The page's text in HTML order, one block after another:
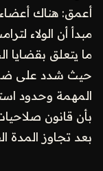
أعمق: هناك
مبدأ أن الولاء
ما يتعلق بقضايا
حيث شدد على
المهمة وحدود
بأن قانون
بعد تجاوز المدة